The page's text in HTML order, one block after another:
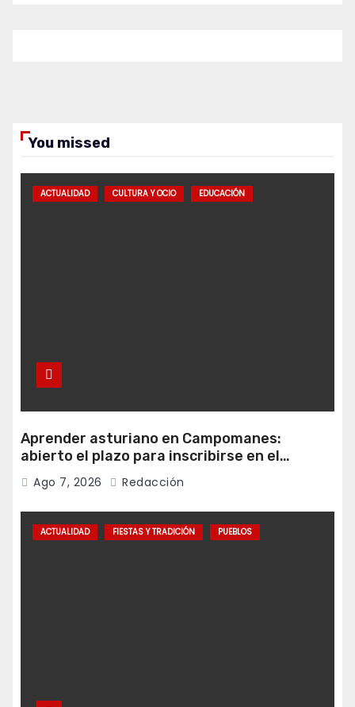
You missed
ACTUALIDAD CULTURA Y OCIO EDUCACIÓN
Aprender asturiano en Campomanes:
abierto el plazo para inscribirse en el
programa Falamos
Ago 7, 2026 Redacción
ACTUALIDAD FIESTAS Y TRADICIÓN PUEBLOS